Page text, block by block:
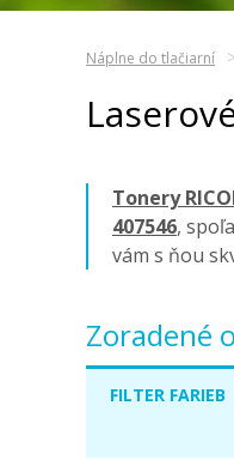
Náplne do tlačiarní
Tonery
407546,
vám s ňou
Zoradené
FILTER FARIEB